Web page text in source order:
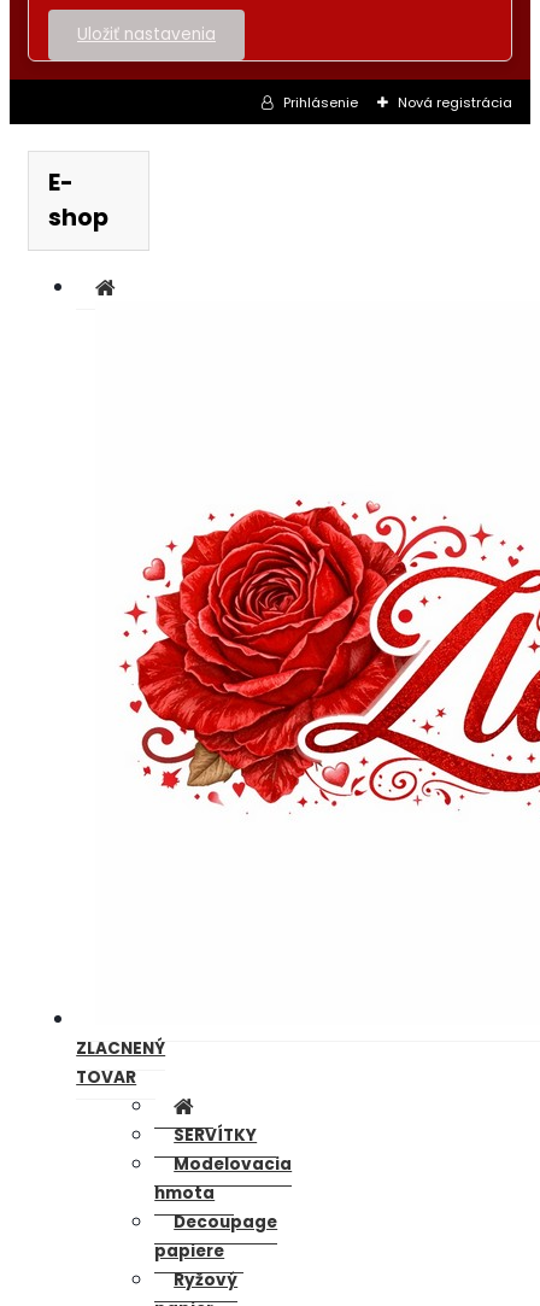
Uložiť nastavenia
Prihlásenie Nová registrácia
E-
shop
ZLACNENÝ
TOVAR
SERVÍTKY
Modelovacia
hmota
Decoupage
papiere
Ryžový